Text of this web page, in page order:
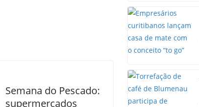
Semana do Pescado:
supermercados